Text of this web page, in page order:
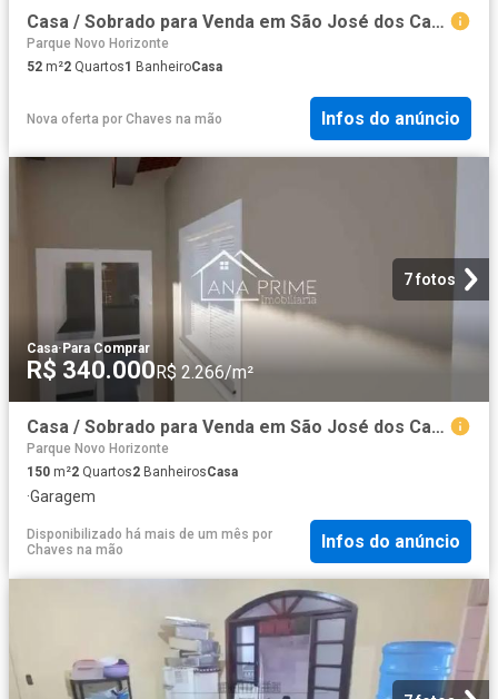
Casa / Sobrado para Venda em São José dos Campos/SP Residencial Dom Bosco 2 Quartos
Parque Novo Horizonte
52 m²2 Quartos1 BanheiroCasa
Nova oferta por Chaves na mão Infos do anúncio
7 fotos
Casa·Para Comprar
R$ 340.000R$ 2.266/m²
Casa / Sobrado para Venda em São José dos Campos/SP Campos de São José 2 Quartos
Parque Novo Horizonte
150 m²2 Quartos2 BanheirosCasa
·Garagem
Disponibilizado há mais de um mês por
Chaves na mão
Infos do anúncio